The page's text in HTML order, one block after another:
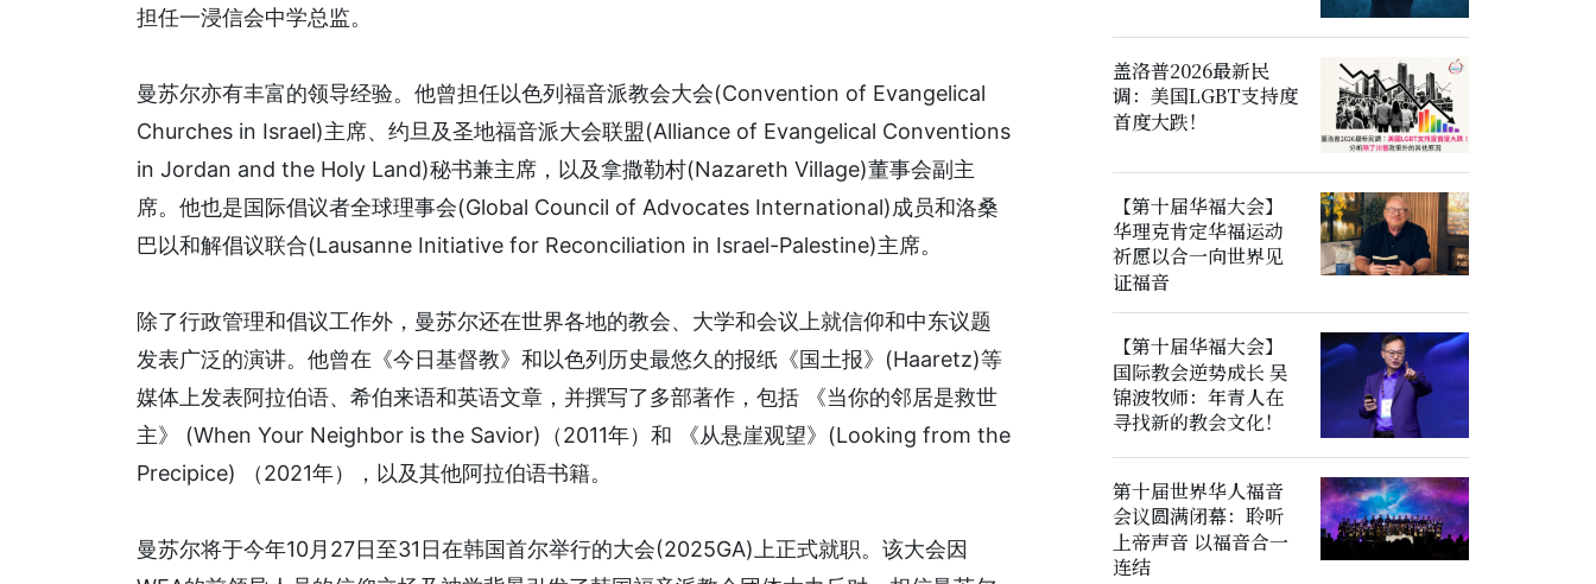
担任一浸信会中学总监。
曼苏尔亦有丰富的领导经验。他曾担任以色列福音派教会大会(Convention of Evangelical
Churches in Israel)主席、约旦及圣地福音派大会联盟(Alliance of Evangelical Conventions
in Jordan and the Holy Land)秘书兼主席，以及拿撒勒村(Nazareth Village)董事会副主
席。他也是国际倡议者全球理事会(Global Council of Advocates International)成员和洛桑
巴以和解倡议联合(Lausanne Initiative for Reconciliation in Israel-Palestine)主席。
除了行政管理和倡议工作外，曼苏尔还在世界各地的教会、大学和会议上就信仰和中东议题
发表广泛的演讲。他曾在《今日基督教》和以色列历史最悠久的报纸《国土报》(Haaretz)等
媒体上发表阿拉伯语、希伯来语和英语文章，并撰写了多部著作，包括 《当你的邻居是救世
主》 (When Your Neighbor is the Savior)（2011年）和 《从悬崖观望》(Looking from the
Precipice) （2021年），以及其他阿拉伯语书籍。
曼苏尔将于今年10月27日至31日在韩国首尔举行的大会(2025GA)上正式就职。该大会因
盖洛普2026最新民
调：美国LGBT支持度
首度大跌！
【第十届华福大会】
华理克肯定华福运动
祈愿以合一向世界见
证福音
【第十届华福大会】
国际教会逆势成长 吴
锦波牧师：年青人在
寻找新的教会文化！
第十届世界华人福音
会议圆满闭幕：聆听
上帝声音 以福音合一
连结